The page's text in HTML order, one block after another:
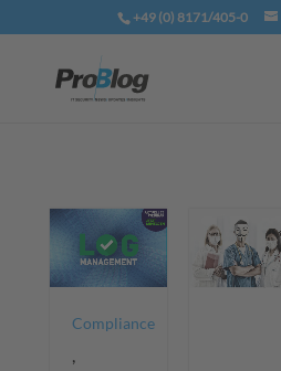
+49 (0) 8171/405-0
Compliance